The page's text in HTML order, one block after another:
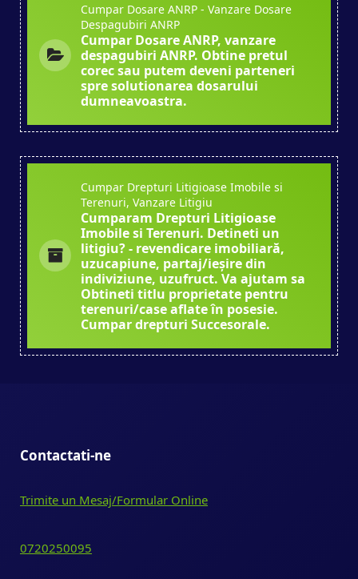
Cumpar Dosare ANRP - Vanzare Dosare
Despagubiri ANRP
Cumpar Dosare ANRP, vanzare
despagubiri ANRP. Obtine pretul
corec sau putem deveni parteneri
spre solutionarea dosarului
dumneavoastra.
Cumpar Drepturi Litigioase Imobile si
Terenuri, Vanzare Litigiu
Cumparam Drepturi Litigioase
Imobile si Terenuri. Detineti un
litigiu? - revendicare imobiliară,
uzucapiune, partaj/ieșire din
indiviziune, uzufruct. Va ajutam sa
Obtineti titlu proprietate pentru
terenuri/case aflate în posesie.
Cumpar drepturi Succesorale.
Contactati-ne
Trimite un Mesaj/Formular Online
0720250095